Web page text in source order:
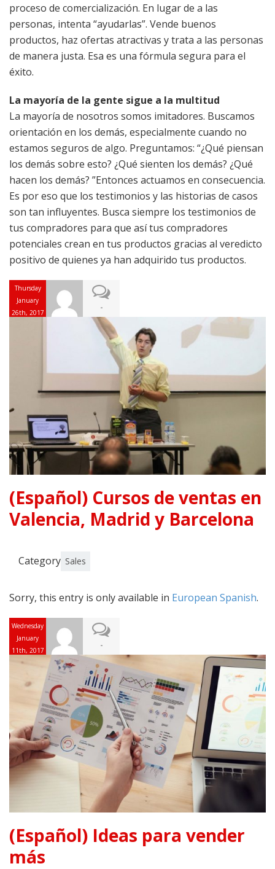
proceso de comercialización. En lugar de a las
personas, intenta “ayudarlas”. Vende buenos
productos, haz ofertas atractivas y trata a las personas
de manera justa. Esa es una fórmula segura para el
éxito.
La mayoría de la gente sigue a la multitud
La mayoría de nosotros somos imitadores. Buscamos
orientación en los demás, especialmente cuando no
estamos seguros de algo. Preguntamos: “¿Qué piensan
los demás sobre esto? ¿Qué sienten los demás? ¿Qué
hacen los demás? ”Entonces actuamos en consecuencia.
Es por eso que los testimonios y las historias de casos
son tan influyentes. Busca siempre los testimonios de
tus compradores para que así tus compradores
potenciales crean en tus productos gracias al veredicto
positivo de quienes ya han adquirido tus productos.
Thursday
January
26th, 2017
-
(Español) Cursos de ventas en
Valencia, Madrid y Barcelona
Category Sales
Sorry, this entry is only available in European Spanish.
Wednesday
January
11th, 2017
-
(Español) Ideas para vender
más